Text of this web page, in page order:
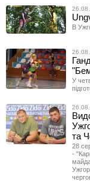
В
У
та
28
-